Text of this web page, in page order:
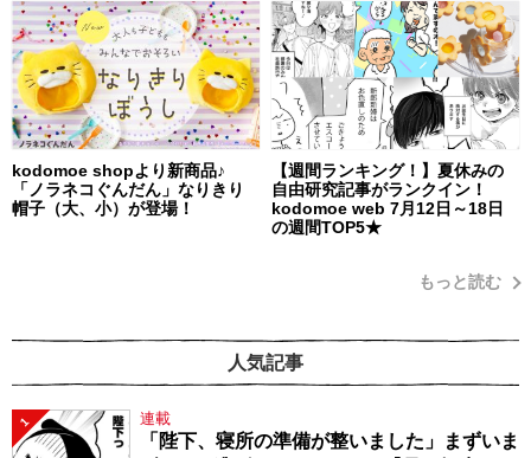
kodomoe shopより新商品♪
「ノラネコぐんだん」なりきり
帽子（大、小）が登場！
【週間ランキング！】夏休みの
自由研究記事がランクイン！
kodomoe web 7月12日～18日
の週間TOP5★
もっと読む
人気記事
1 連載
「陛下、寝所の準備が整いました」まずいま